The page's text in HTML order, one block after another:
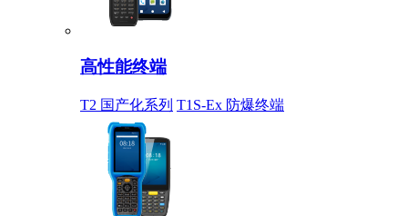
高性能终端
T2 国产化系列 T1S-Ex 防爆终端